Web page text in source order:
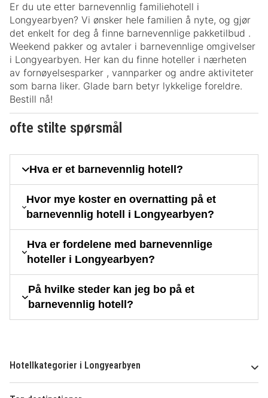
Er du ute etter barnevennlig familiehotell i
Longyearbyen? Vi ønsker hele familien å nyte, og gjør
det enkelt for deg å finne barnevennlige pakketilbud .
Weekend pakker og avtaler i barnevennlige omgivelser
i Longyearbyen. Her kan du finne hoteller i nærheten
av fornøyelsesparker , vannparker og andre aktiviteter
som barna liker. Glade barn betyr lykkelige foreldre.
Bestill nå!
ofte stilte spørsmål
Hva er et barnevennlig hotell?
Hvor mye koster en overnatting på et
barnevennlig hotell i Longyearbyen?
Hva er fordelene med barnevennlige
hoteller i Longyearbyen?
På hvilke steder kan jeg bo på et
barnevennlig hotell?
Hotellkategorier i Longyearbyen